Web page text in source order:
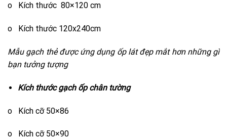
o Kích thước 80×120 cm
o Kích thước 120x240cm
Mẫu gạch thẻ được ứng dụng ốp lát đẹp mắt hơn những gì
bạn tưởng tượng
Kích thước gạch ốp chân tường
o Kích cỡ 50×86
o Kích cỡ 50×90